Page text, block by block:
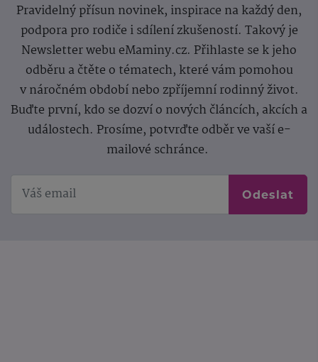
Pravidelný přísun novinek, inspirace na každý den,
podpora pro rodiče i sdílení zkušeností. Takový je
Newsletter webu eMaminy.cz. Přihlaste se k jeho
odběru a čtěte o tématech, které vám pomohou
v náročném období nebo zpříjemní rodinný život.
Buďte první, kdo se dozví o nových článcích, akcích a
událostech. Prosíme, potvrďte odběr ve vaší e-
mailové schránce.
Odeslat